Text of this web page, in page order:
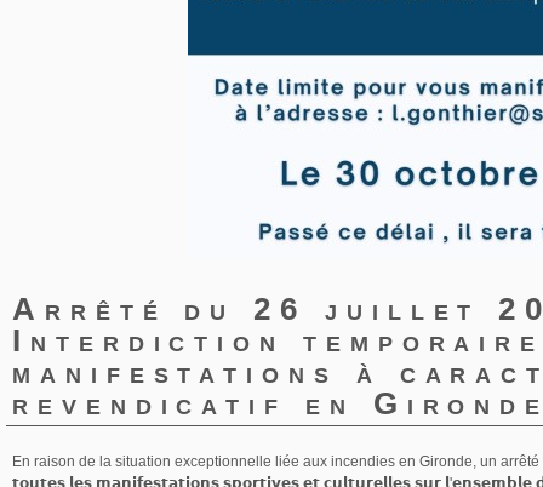
Arrêté du 26 juillet
Interdiction
manifestations à
revendicatif en
En raison de la situation exceptionnelle liée aux incendies en Gironde, un
𝘁𝗼𝘂𝘁𝗲𝘀 𝗹𝗲𝘀 𝗺𝗮𝗻𝗶𝗳𝗲𝘀𝘁𝗮𝘁𝗶𝗼𝗻𝘀 𝘀𝗽𝗼𝗿𝘁𝗶𝘃𝗲𝘀 𝗲𝘁 𝗰𝘂𝗹𝘁𝘂𝗿𝗲𝗹𝗹𝗲𝘀 𝘀𝘂𝗿